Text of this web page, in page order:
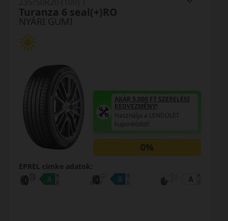
NYÁRI GUMI
EcoContact 6Q XL Seal(+)
AKÁR 5.000 FT SZERELÉSI
KEDVEZMÉNY!
Használja a LENDÜLET
kuponkódot!
0%
EPREL cimke adatok: